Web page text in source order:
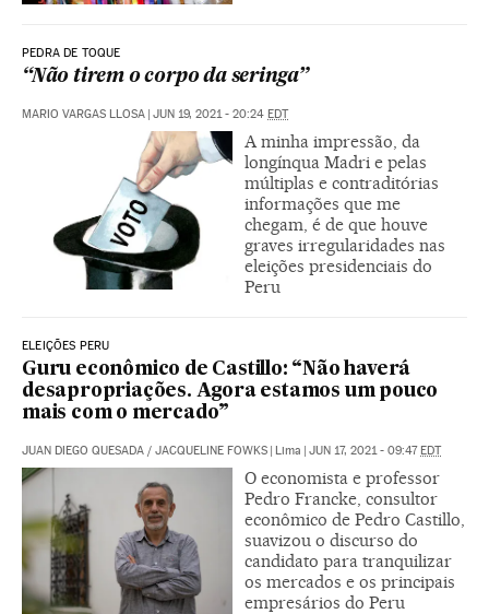
PEDRA DE TOQUE
“Não tirem o corpo da seringa”
MARIO VARGAS LLOSA | JUN 19, 2021 - 20:24 EDT
A minha impressão, da
longínqua Madri e pelas
múltiplas e contraditórias
informações que me
chegam, é de que houve
graves irregularidades nas
eleições presidenciais do
Peru
ELEIÇÕES PERU
Guru econômico de Castillo: “Não haverá
desapropriações. Agora estamos um pouco
mais com o mercado”
JUAN DIEGO QUESADA / JACQUELINE FOWKS | Lima | JUN 17, 2021 - 09:47EDT
O economista e professor
Pedro Francke, consultor
econômico de Pedro Castillo,
suavizou o discurso do
candidato para tranquilizar
os mercados e os principais
empresários do Peru